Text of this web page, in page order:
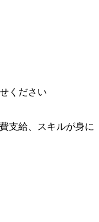
ください
支給、スキルが身に